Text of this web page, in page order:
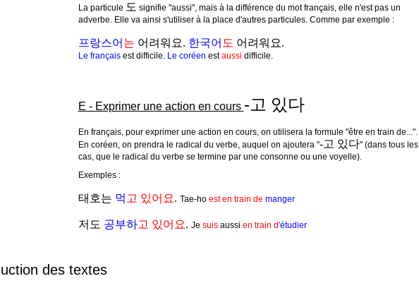
La particule 도 signifie "aussi", mais à la différence du mot français, elle n'est pas un
adverbe. Elle va ainsi s'utiliser à la place d'autres particules. Comme par exemple :
프랑스어 는 어려워요. 한국어 도 어려워요.
Le françaisest difficile. Le coréen estaussi difficile.
E - Exprimer une action en cours -고 있다
En français, pour exprimer une action en cours, on utilisera la formule "être en train de...".
En coréen, on prendra le radical du verbe, auquel on ajoutera "-고 있다" (dans tous les
cas, que le radical du verbe se termine par une consonne ou une voyelle).
Exemples :
태호는 먹 고 있어요. Tae-ho est en train de manger
저도 공부하고 있어요. Je suisaussi en train d'étudier
des textes